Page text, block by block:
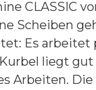
CLASSIC
Scheiben
Es arbeitet
liegt
Arbeiten. Die